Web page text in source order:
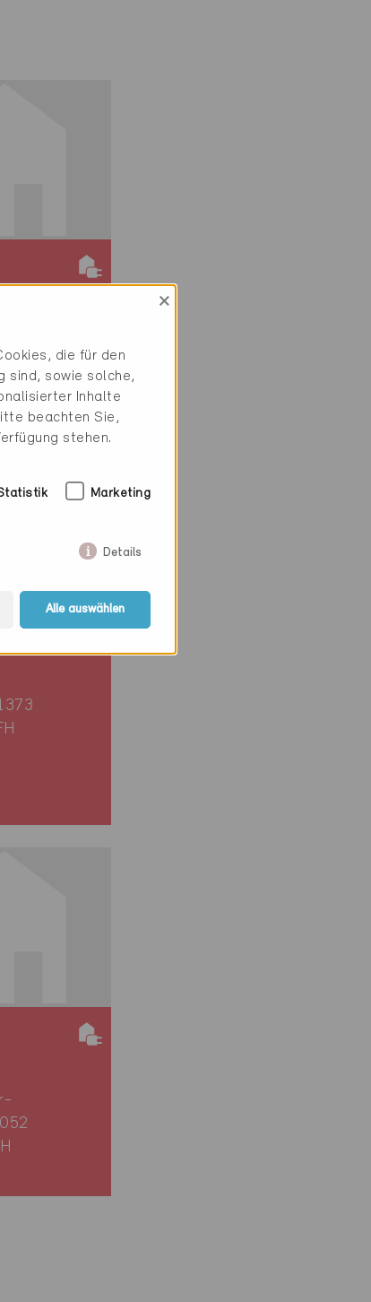
/
×
die für den
sind, sowie solche,
Inhalte
beachten Sie,
stehen.
Marketing
Details
Alle auswählen